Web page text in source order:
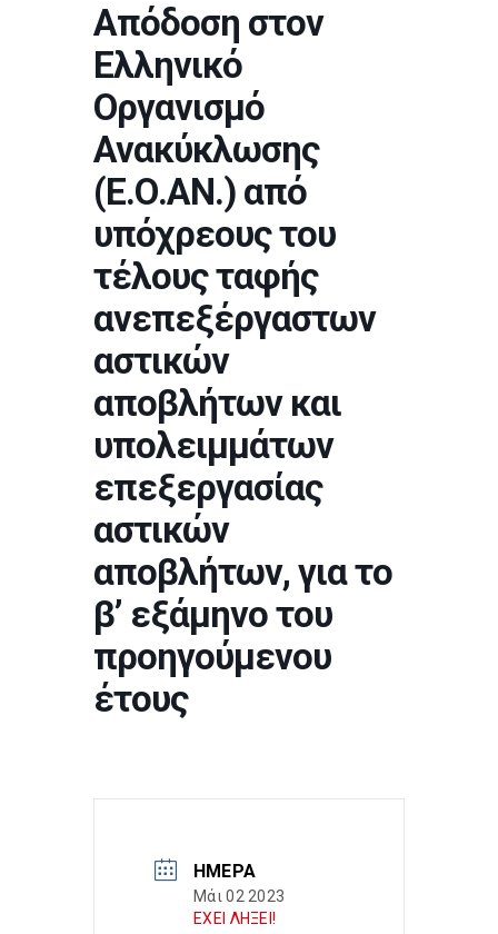
Απόδοση στον
Ελληνικό
Οργανισμό
Ανακύκλωσης
(Ε.Ο.ΑΝ.) από
υπόχρεους του
τέλους ταφής
ανεπεξέργαστων
αστικών
αποβλήτων και
υπολειμμάτων
επεξεργασίας
αστικών
αποβλήτων, για το
β’ εξάμηνο του
προηγούμενου
έτους
ΗΜΈΡΑ
Μάι 02 2023
ΕΧΕΙ ΛΗΞΕΙ!